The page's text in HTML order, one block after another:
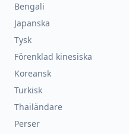
Bengali
Japanska
Tysk
Förenklad kinesiska
Koreansk
Turkisk
Thailändare
Perser